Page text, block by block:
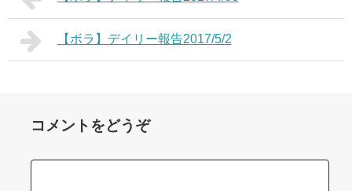
【ボラ】デイリー報告2017/5/2
コメントをどうぞ